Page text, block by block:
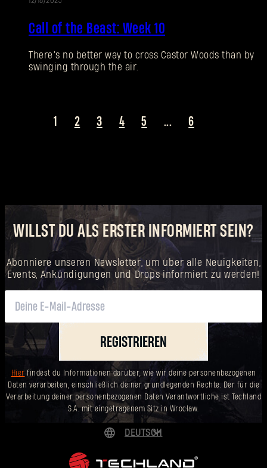
Call of the Beast: Week 10
There’s no better way to cross Castor Woods than by
swinging through the air.
1 2 3 4 5 ... 6
WILLST DU ALS ERSTER INFORMIERT SEIN?
Abonniere unseren Newsletter, um über alle Neuigkeiten,
Events, Ankündigungen und Drops informiert zu werden!
REGISTRIEREN
Hier findest du Informationen darüber, wie wir deine personenbezogenen
Daten verarbeiten, einschließlich deiner grundlegenden Rechte. Der für die
Verarbeitung deiner personenbezogenen Daten Verantwortliche ist Techland
S.A. mit eingetragenem Sitz in Wrocław.
DEUTSCH